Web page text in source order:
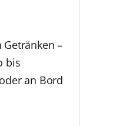
–
bis
an Bord